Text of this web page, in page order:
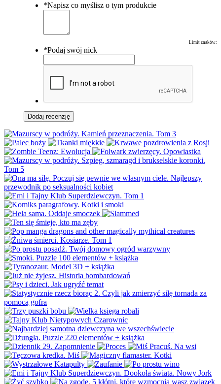
*Napisz co myślisz o tym produkcie
Limit znaków:
*Podaj swój nick
Dodaj recenzję